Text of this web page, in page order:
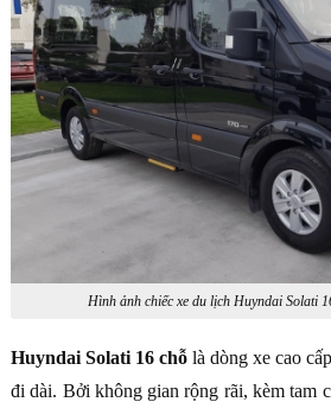
Hình ảnh chiếc xe du lịch Huyndai Solati
Huyndai Solati 16 chỗlà dòng xe cao
đi dài. Bởi không gian rộng rãi, kèm tam